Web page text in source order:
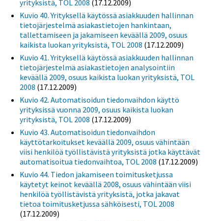
yrityksistä, TOL 2008 (17.12.2009)
Kuvio 40. Yrityksellä käytössä asiakkuuden hallinnan
tietojärjestelmä asiakastietojen hankintaan,
tallettamiseen ja jakamiseen keväällä 2009, osuus
kaikista luokan yrityksistä, TOL 2008 (17.12.2009)
Kuvio 41. Yrityksellä käytössä asiakkuuden hallinnan
tietojärjestelmä asiakastietojen analysointiin
keväällä 2009, osuus kaikista luokan yrityksistä, TOL
2008 (17.12.2009)
Kuvio 42. Automatisoidun tiedonvaihdon käyttö
yrityksissä vuonna 2009, osuus kaikista luokan
yrityksistä, TOL 2008 (17.12.2009)
Kuvio 43. Automatisoidun tiedonvaihdon
käyttötarkoitukset keväällä 2009, osuus vähintään
viisi henkilöä työllistävistä yrityksistä jotka käyttävät
automatisoitua tiedonvaihtoa, TOL 2008 (17.12.2009)
Kuvio 44. Tiedon jakamiseen toimitusketjussa
käytetyt keinot keväällä 2008, osuus vähintään viisi
henkilöä työllistävistä yrityksistä, jotka jakavat
tietoa toimitusketjussa sähköisesti, TOL 2008
(17.12.2009)